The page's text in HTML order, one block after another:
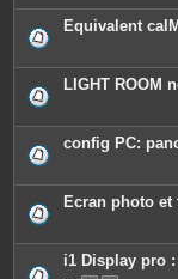
Equivalent
LIGHT ROOM
config PC:
Ecran photo et
i1 Display pro